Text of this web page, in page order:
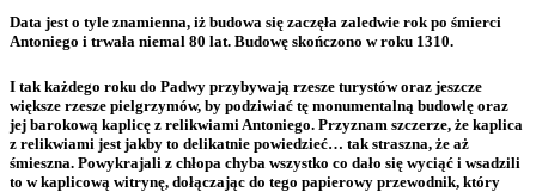
Data jest o tyle znamienna, iż budowa się zaczęła zaledwie rok po śmierci
Antoniego i trwała niemal 80 lat. Budowę skończono w roku 1310.
I tak każdego roku do Padwy przybywają rzesze turystów oraz jeszcze
większe rzesze pielgrzymów, by podziwiać tę monumentalną budowlę oraz
jej barokową kaplicę z relikwiami Antoniego. Przyznam szczerze, że kaplica
z relikwiami jest jakby to delikatnie powiedzieć… tak straszna, że aż
śmieszna. Powykrajali z chłopa chyba wszystko co dało się wyciąć i wsadzili
to w kaplicową witrynę, dołączając do tego papierowy przewodnik, który